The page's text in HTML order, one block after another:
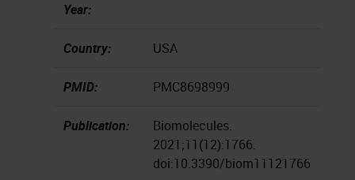
Year:
Country: USA
PMID: PMC8698999
Publication:
Biomolecules.
2021;11(12):1766.
doi:10.3390/biom11121766